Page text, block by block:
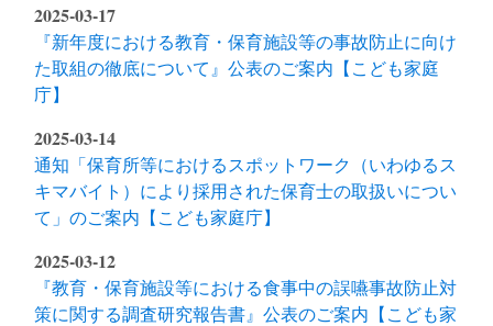
2025-03-17
『新年度における教育・保育施設等の事故防止に向け
た取組の徹底について』公表のご案内【こども家庭
庁】
2025-03-14
通知「保育所等におけるスポットワーク（いわゆるス
キマバイト）により採用された保育士の取扱いについ
て」のご案内【こども家庭庁】
2025-03-12
『教育・保育施設等における食事中の誤嚥事故防止対
策に関する調査研究報告書』公表のご案内【こども家